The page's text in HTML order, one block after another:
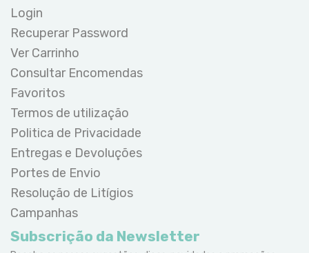
Login
Recuperar Password
Ver Carrinho
Consultar Encomendas
Favoritos
Termos de utilização
Politica de Privacidade
Entregas e Devoluções
Portes de Envio
Resolução de Litígios
Campanhas
Subscrição da Newsletter